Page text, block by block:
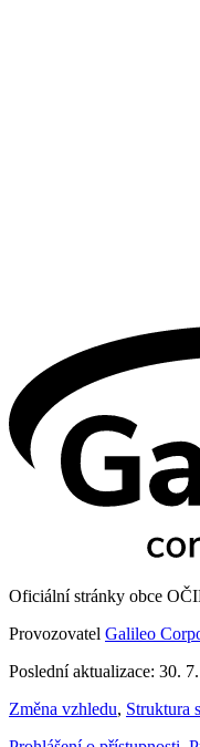
Oficiální stránky obce
Provozovatel Galileo
Poslední aktualizace: 30.
Změna vzhledu, Struktura